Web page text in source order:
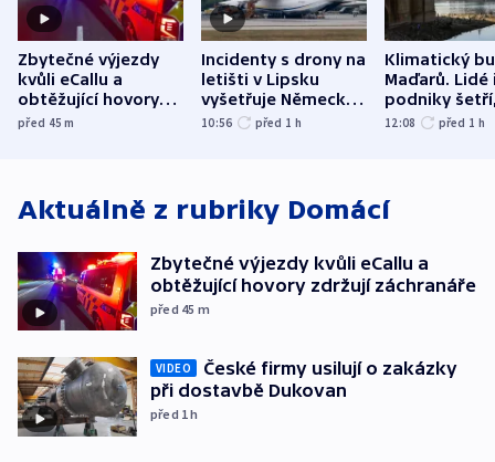
Zbytečné výjezdy
kvůli eCallu a
obtěžující hovory
zdržují záchranáře
před 45m
Incidenty s drony na
letišti v Lipsku
vyšetřuje Německo
jako úmyslný pokus
10:56 před 1 h
Klimatický
Maďarů. Lidé
podniky
omezuje se
12:08 před 1 h
Aktuálně z rubriky Domácí
Zbytečné výjezdy kvůli eCallu a
obtěžující hovory zdržují záchranáře
před 45 m
VIDEO
České firmy usilují o zakázky
při dostavbě Dukovan
před 1h